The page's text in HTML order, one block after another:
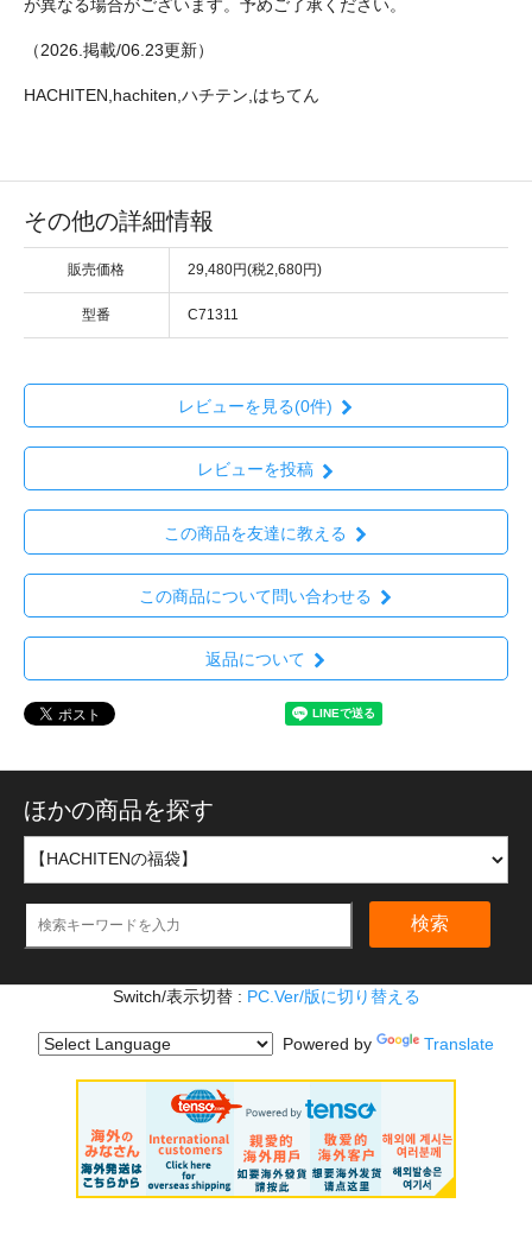
が異なる場合がございます。予めご了承ください。
（2026.掲載/06.23更新）
HACHITEN,hachiten,ハチテン,はちてん
その他の詳細情報
販売価格 29,480円(税2,680円)
型番 C71311
レビューを見る(0件)
レビューを投稿
この商品を友達に教える
この商品について問い合わせる
返品について
ほかの商品を探す
検索
Switch/表示切替 : PC.Ver/版に切り替える
Powered by Translate